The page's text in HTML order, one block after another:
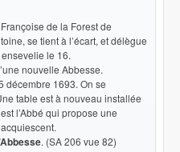
de la Forest de
se tient à l’écart, et délègue
le 16.
nouvelle Abbesse.
décembre 1693. On se
table est à nouveau installée
l’Abbé qui propose une
. (SA 206 vue 82)